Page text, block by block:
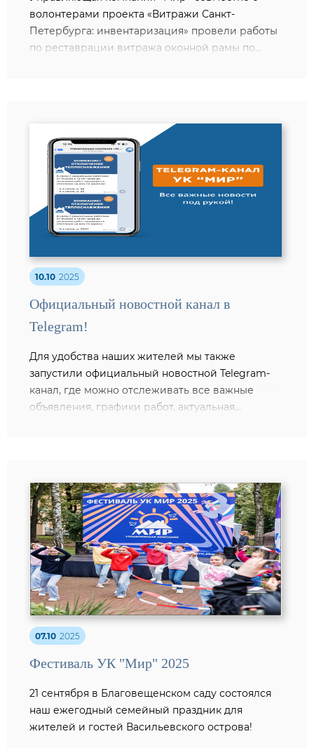
волонтерами проекта «Витражи Санкт-
Петербурга: инвентаризация» провели работы
по реставрации витража оконной рамы по...
10.10 2025
Официальный новостной канал в
Telegram!
Для удобства наших жителей мы также
запустили официальный новостной Telegram-
канал, где можно отслеживать все важные
объявления, графики работ, актуальная...
07.10 2025
Фестиваль УК "Мир" 2025
21 сентября в Благовещенском саду состоялся
наш ежегодный семейный праздник для
жителей и гостей Васильевского острова!